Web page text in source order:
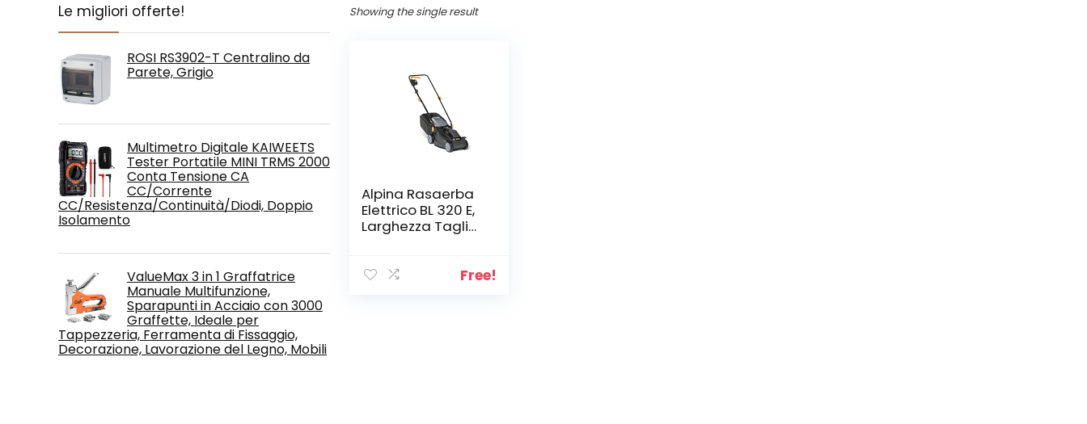
Le migliori offerte!
ROSI RS3902-T Centralino da
Parete, Grigio
Multimetro Digitale KAIWEETS
Tester Portatile MINI TRMS 2000
Conta Tensione CA
CC/Corrente
CC/Resistenza/Continuità/Diodi, Doppio
Isolamento
ValueMax 3 in 1 Graffatrice
Manuale Multifunzione,
Sparapunti in Acciaio con 3000
Graffette, Ideale per
Tappezzeria, Ferramenta di Fissaggio,
Decorazione, Lavorazione del Legno, Mobili
Showing the single result
Alpina Rasaerba
Elettrico BL 320 E,
Larghezza Taglio
m², Altezza di
Free!